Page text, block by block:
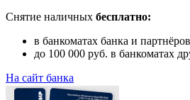
Снятие наличных бесплатно:
в банкоматах банка и партнёров
до 100 000 руб. в банкоматах
На сайт банка